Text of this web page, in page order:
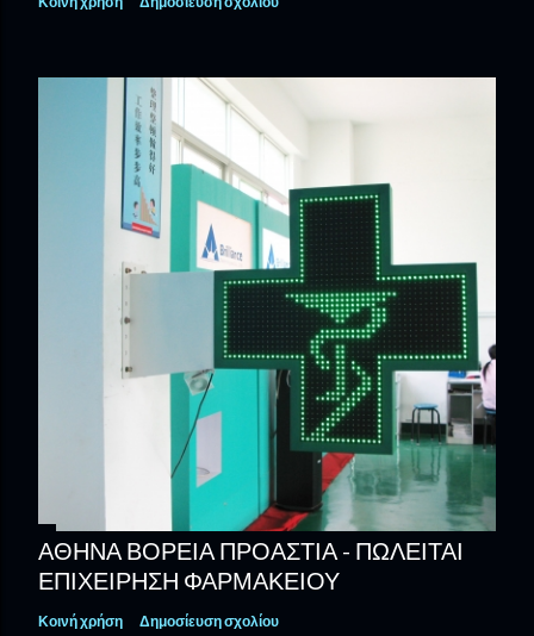
ΑΘΗΝΑ ΒΟΡΕΙΑ ΠΡΟΑΣΤΙΑ - ΠΩΛΕΊΤΑΙ
ΕΠΙΧΕΊΡΗΣΗ ΦΑΡΜΑΚΕΊΟΥ
Κοινή χρήση Δημοσίευση σχολίου